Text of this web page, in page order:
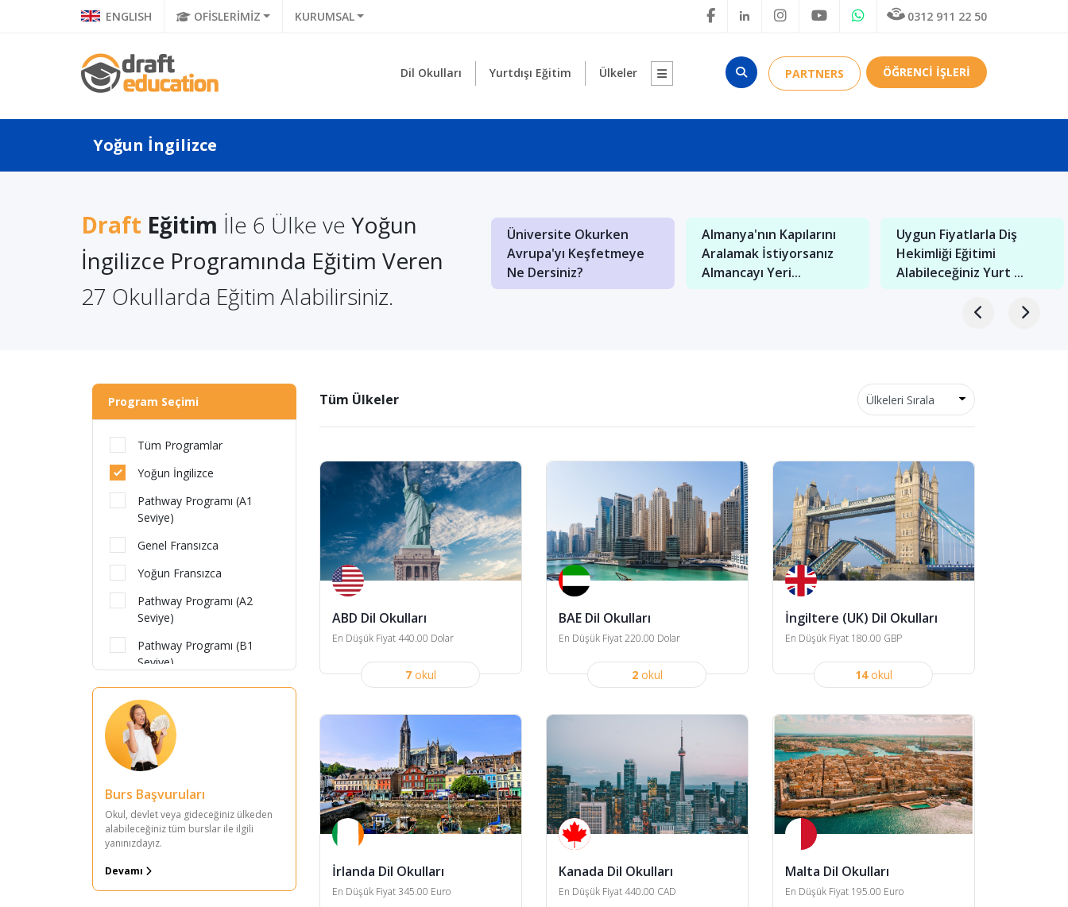
ENGLISH OFİSLERİMİZ KURUMSAL 0312 911 22 50
Dil Okulları Yurtdışı Eğitim Ülkeler PARTNERS ÖĞRENCİ İŞLERİ
Yoğun İngilizce
Draft Eğitim İle 6 Ülke ve Yoğun
İngilizce Programında Eğitim Veren
27 Okullarda Eğitim Alabilirsiniz.
Dışında Yaşam
Rehberi:
Almak İçin Ne Yapmalı?
Üniversite Okurken
Avrupa'yı Keşfetmeye
Ne Dersiniz?
Almanya'nın Kapılarını
Aralamak İstiyorsanız
Almancayı Yeri...
Uygun Fiyatlarla Diş
Hekimliği Eğitimi
Alabileceğiniz Yurt ...
İngiltere'de Dil
Program Seçimi
Tüm Programlar
Yoğun İngilizce
Pathway Programı (A1
Seviye)
Genel Fransızca
Yoğun Fransızca
Pathway Programı (A2
Seviye)
Pathway Programı (B1
Seviye)
Pathway Programı (B2
Seviye)
Pathway Programı (C1
Seviye)
Yoğun Almanca
Genel İngilizce (Sabah)
Yarı Yoğun İngilizce (Sabah)
Burs Başvuruları
Okul, devlet veya gideceğiniz ülkeden
alabileceğiniz tüm burslar ile ilgili
yanınızdayız.
Devamı
Tüm Ülkeler
ABD Dil Okulları
En Düşük Fiyat 440.00 Dolar
7okul
BAE Dil Okulları
En Düşük Fiyat 220.00 Dolar
2okul
İngiltere (UK) Dil Okulları
En Düşük Fiyat 180.00 GBP
14okul
İrlanda Dil Okulları
En Düşük Fiyat 345.00 Euro
Kanada Dil Okulları
En Düşük Fiyat 440.00 CAD
Malta Dil Okulları
En Düşük Fiyat 195.00 Euro